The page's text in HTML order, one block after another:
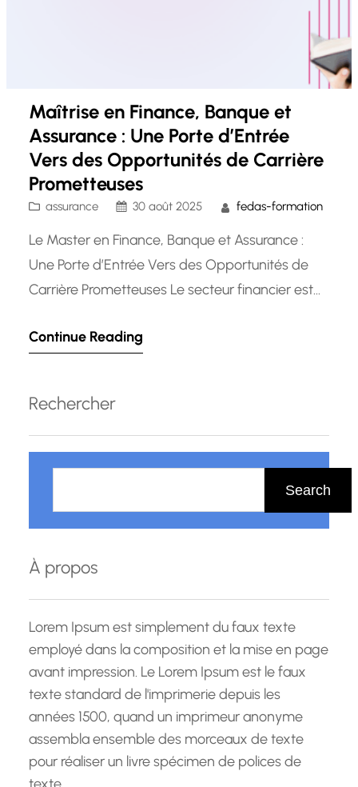
Maîtrise en Finance, Banque et
Assurance : Une Porte d’Entrée
Vers des Opportunités de Carrière
Prometteuses
assurance 30 août 2025 fedas-formation
Le Master en Finance, Banque et Assurance :
Une Porte d’Entrée Vers des Opportunités de
Carrière Prometteuses Le secteur financier est
évolution qui offre de nombreuses opportunités
de la banque et de l’assurance, le…
Continue Reading
Rechercher
h
r
c
h
Search
À propos
Lorem Ipsum est simplement du faux texte
employé dans la composition et la mise en page
avant impression. Le Lorem Ipsum est le faux
texte standard de l'imprimerie depuis les
années 1500, quand un imprimeur anonyme
assembla ensemble des morceaux de texte
pour réaliser un livre spécimen de polices de